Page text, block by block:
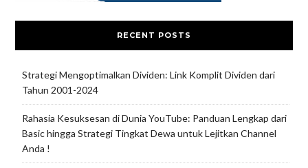
RECENT POSTS
Strategi Mengoptimalkan Dividen: Link Komplit Dividen dari
Tahun 2001-2024
Rahasia Kesuksesan di Dunia YouTube: Panduan Lengkap dari
Basic hingga Strategi Tingkat Dewa untuk Lejitkan Channel
Anda !